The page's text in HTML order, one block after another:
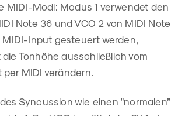
MIDI-Modi: Modus 1 verwendet den
Note 36 und VCO 2 von MIDI Note
Input gesteuert werden,
Tonhöhe ausschließlich vom
MIDI verändern.
Syncussion wie einen "normalen”